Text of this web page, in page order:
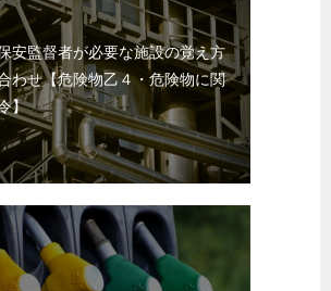
安監督者が必要な施設の覚え方
わせ【危険物乙４・危険物に関
】